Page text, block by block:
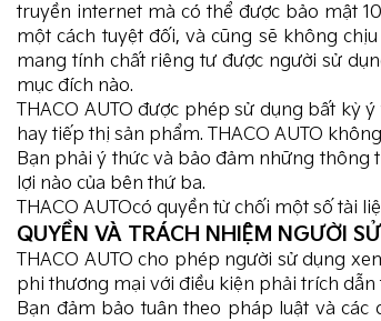
truyền internet mà có thể được bảo mật
một cách tuyệt đối, và cũng sẽ không
mang tính chất riêng tư được người sử
mục đích nào.
THACO AUTO được phép sử dụng bất kỳ
hay tiếp thị sản phẩm. THACO AUTO
Bạn phải ‎ý thức và bảo đảm những thông
lợi nào của bên thứ ba.
THACO AUTOcó quyền từ chối một số tài
QUYỀN VÀ TRÁCH NHIỆM NGƯỜI
THACO AUTO cho phép người sử dụng
phi thương mại với điều kiện phải trích dẫn
Bạn đảm bảo tuân theo pháp luật và các